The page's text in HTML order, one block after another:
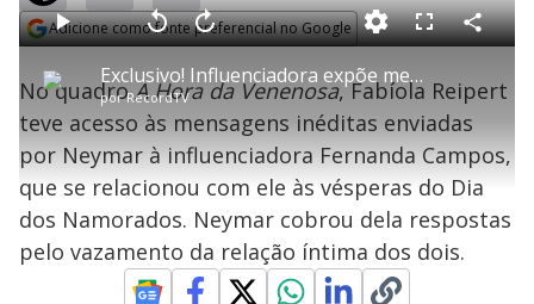
Adicione como fonte preferencial no Google
Opens in new window P
l
a
Exclusivo! Influenciadora expõe mensagens de Neymar após polêmica sobre traição
porRecordTV
P V
l
t
a
r
0
e
g
n
d
s
A
n
ç
a
1
s
e
u
n
d
o
s
o
a
d
e
:
2
.
7
6
%
F
e
n
C
o
a
r
a
No quadroA Hora da Venenosa, Fabíola Reipert
teve acesso às mensagens inéditas enviadas
por Neymar à influenciadora Fernanda Campos,
que se relacionou com ele às vésperas do Dia
dos Namorados. Neymar cobrou dela respostas
pelo vazamento da relação íntima dos dois.